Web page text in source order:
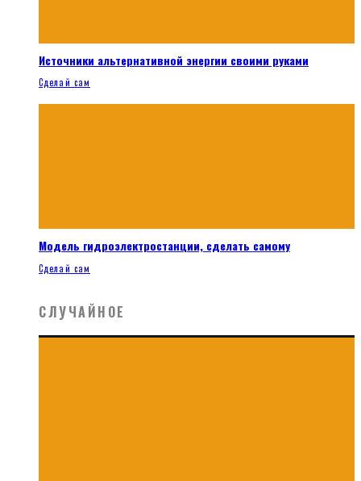
Источники альтернативной энергии своими руками
Сделай сам
Модель гидроэлектростанции, сделать самому
Сделай сам
СЛУЧАЙНОЕ